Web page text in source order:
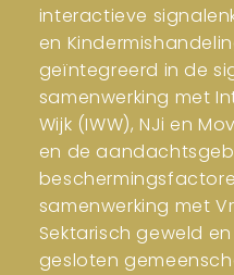
interactieve
en
geïntegreerd in de
samenwerking met
Wijk (IWW), NJi en
en de
samenwerking met
Sektarisch geweld
gesloten